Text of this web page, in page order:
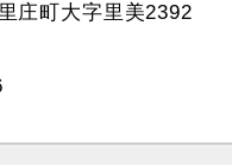
庄町大字里美2392